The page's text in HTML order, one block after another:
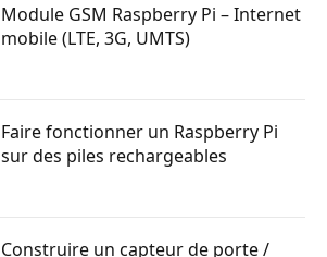
Module GSM Raspberry Pi – Internet
mobile (LTE, 3G, UMTS)
Faire fonctionner un Raspberry Pi
sur des piles rechargeables
Construire un capteur de porte /